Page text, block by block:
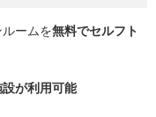
ームを無料でセルフト
が利用可能